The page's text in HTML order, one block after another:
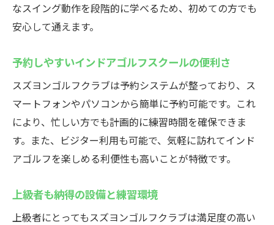
なスイング動作を段階的に学べるため、初めての方でも
安心して通えます。
予約しやすいインドアゴルフスクールの便利さ
スズヨンゴルフクラブは予約システムが整っており、ス
マートフォンやパソコンから簡単に予約可能です。これ
により、忙しい方でも計画的に練習時間を確保できま
す。また、ビジター利用も可能で、気軽に訪れてインド
アゴルフを楽しめる利便性も高いことが特徴です。
上級者も納得の設備と練習環境
上級者にとってもスズヨンゴルフクラブは満足度の高い